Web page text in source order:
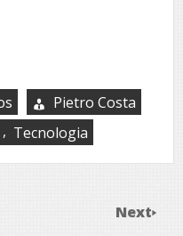
Pietro Costa
, Tecnologia
Next